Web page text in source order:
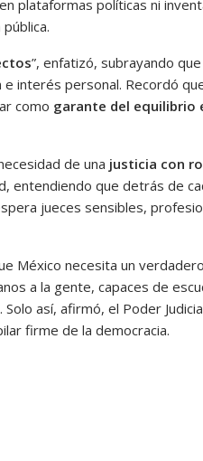
plataformas políticas ni
”, enfatizó, subrayando
interés personal. Recordó
como garante del equilibrio
de una justicia con
entendiendo que detrás de
jueces sensibles,
México necesita un verdadero
a la gente, capaces de
así, afirmó, el Poder
firme de la democracia.